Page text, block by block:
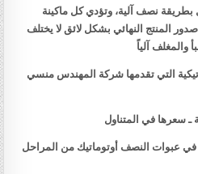
بطريقة نصف آلية، وتؤدي كل ماكينة
المنتج النهائي بشكل لائق لا يختلف
والمغلف آلياً
التي تقدمها شركة المهندس منسي
ـ سعرها في المتناول
في عبوات النصف أوتوماتيك من المراحل